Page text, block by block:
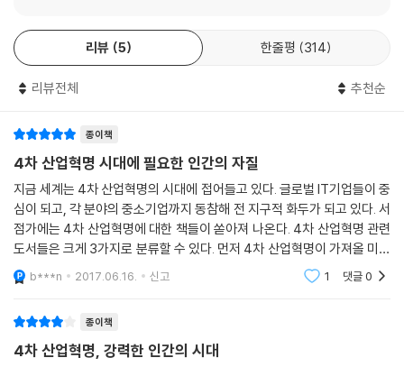
확하다. 그저 기계가 지시한 대로만 하면 된다. 실수를 막고, 일자리나 인간
관계나 포트폴리오 등 그게 뭐든 지키기 위해 노력해야 한다. 그러려면 ‘지
능적인 완력을 지닌 야수’의 권위를 따라야 한다.
부분을 훨씬 더 예상할 수 없되 훨씬 더 흥미롭게 만들 것임은 쉽게 짐작할
위험해지는 카오스에 대비해야 할 것이다. --- p.115
사람은 사랑이나 오래도록 함께할 동반자를 찾아 헤맬 때 익숙하지 않은
것은 회피하는 경향이 있다. 대체로 우리는 공통점을 축하하고 차이점에서
생기는 골칫거리를 기피한다. 기계지능은 사람의 이러한 회피 본능에 도움
을 줄 수 있다. 기계는 익숙하지 않은 대상에 대한 두려움이 없다. --- p.15
지금까지 제시한 모든 극단적인 시나리오는 조금씩 차이는 있지만 공통적
이번에도 코웬의 전망은 옳을까? 에릭 브린욜프슨과 앤드루 매카피도 『기
계와의 경쟁』에서 디지털 기술의 빠른 발전이 수백만 명의 일자리와 급여
에 피해를 줄 것이며 인간이 기계를 상대로 경주할 것이 아니라 함께 앞으
앞으로 더욱 강력해지고 능력이 출중해질 컴퓨터를 비롯한 기계를 경쟁자
가 아닌 동료로 활용하는 방법, 함께 앞으로 나아갈 수 있는 전략이 무엇인
지 이해해야만 한다. 폴 크루그먼은 수없이 많은 대학 졸업자가 사회생활
을 시작할 기회조차 박탈당하는 상황에서, 어떻게 향후 20년 간 번영을 기
대할 수 있느냐며 각국이 처한 고용 불안 문제의 심각성을 지적한 바 있다.
같은 맥락에서 낙관론자들이 유토피아라고 보는 ‘노동 없는 미래’는 인간
에게 축복이 아니라 재앙이 아닐까 싶다. 기계와의 경쟁에서 살아남기 위
해, 아니, 인간 사회의 번영을 위해, 기계와 어떻게 협력해야 할지 이 책에
리뷰 5 한줄평 314
리뷰전체 추천순
종이책
4차 산업혁명 시대에 필요한 인간의 자질
지금 세계는 4차 산업혁명의 시대에 접어들고 있다. 글로벌 IT기업들이 중
심이 되고, 각 분야의 중소기업까지 동참해 전 지구적 화두가 되고 있다. 서
점가에는 4차 산업혁명에 대한 책들이 쏟아져 나온다. 4차 산업혁명 관련
도서들은 크게 3가지로 분류할 수 있다. 먼저 4차 산업혁명이 가져올 미래
의 모습과 트렌드에 대해 첨단기술 중심으로 조명한 책, 그리고 4차 산업
혁명 시대에 사
b***n 2017.06.16. 신고 1 댓글0
종이책
4차 산업혁명, 강력한 인간의 시대